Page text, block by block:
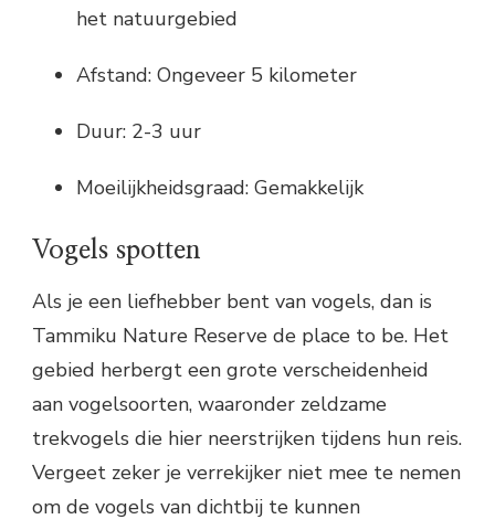
het natuurgebied
Afstand: Ongeveer 5 kilometer
Duur: 2-3 uur
Moeilijkheidsgraad: Gemakkelijk
Vogels spotten
Als je een liefhebber bent van vogels, dan is
Tammiku Nature Reserve de place to be. Het
gebied herbergt een grote verscheidenheid
aan vogelsoorten, waaronder zeldzame
trekvogels die hier neerstrijken tijdens hun reis.
Vergeet zeker je verrekijker niet mee te nemen
om de vogels van dichtbij te kunnen